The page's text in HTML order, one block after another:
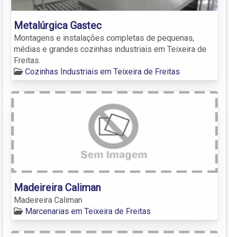
Metalúrgica Gastec
Montagens e instalações completas de pequenas,
médias e grandes cozinhas industriais em Teixeira de
Freitas.
Cozinhas Industriais em Teixeira de Freitas
Madeireira Caliman
Madeireira Caliman
Marcenarias em Teixeira de Freitas